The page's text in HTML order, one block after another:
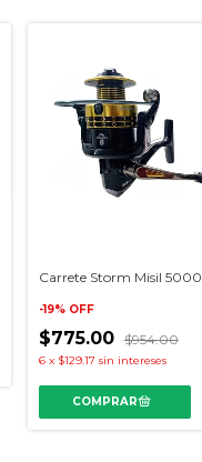
Carrete Storm Misil 5000
-19% OFF
$775.00 $954.00
6 x $129.17 sin intereses